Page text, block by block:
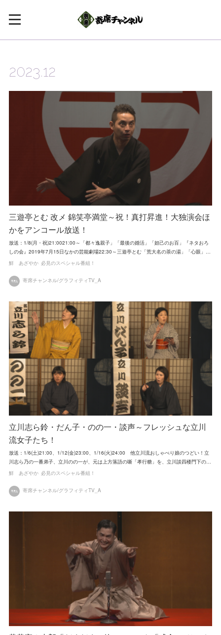
2023.12
三遊亭とむ 改メ 錦笑亭満堂～祝！真打昇進！大独演会ほ
かをアンコール放送！
放送：1/8(月・祝)21:0021:00～「都々逸親子」「最後の婚活」「妲己のお百」『ネタおろ
しの会』2019年7月15日なかの芸能劇場22:30～三遊亭とむ「荒大名の茶の湯」「心眼」…
鮮 あざやか 必見のスペシャル番組！
寄席チャンネル/グラフィティTV_A
立川志ら鈴・だん子・のの一・談声～フレッシュな立川
流女子たち！
放送：1/6(土)21:00、1/12(金)23:00、1/16(火)24:00 他立川流おしゃべり娘のつどい！立
川志ら乃の一番弟子、立川のの一が、元は上方落語の噺「孝行糖」を、立川談四楼門下の…
鮮 あざやか 必見のスペシャル番組！
寄席チャンネル/グラフィティTV_A